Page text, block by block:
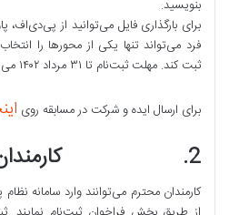
بنویسید.
برای بارگذاری فایل می‌توانید از پی‌دی‌اف،
فرد می‌تواند تنها یکی از محورها را
ثبت کند. مهلت ثبت‌نام تا ۳۱ مرداد ۱۴۰۲ می باشد.
برای ارسال ایده و شرکت در مسابقه روی
2. کارمندان شهرداری تهران
کارمندان محترم می‌توانند وارد سامانه